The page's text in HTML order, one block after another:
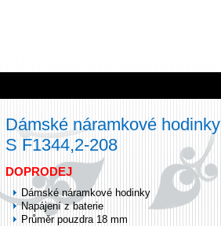
Dámské náramkové hodinky
S F1344,2-208
DOPRODEJ
Dámské náramkové hodinky
Napájení z baterie
Průměr pouzdra 18 mm